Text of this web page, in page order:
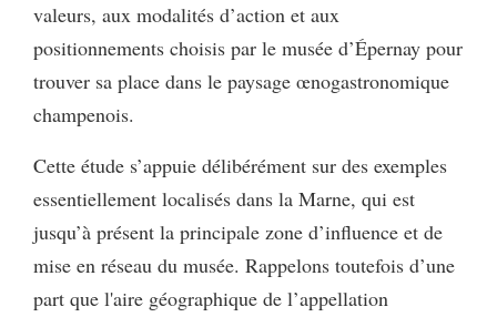
valeurs, aux modalités d’action et aux
positionnements choisis par le musée d’Épernay pour
trouver sa place dans le paysage œnogastronomique
champenois.
Cette étude s’appuie délibérément sur des exemples
essentiellement localisés dans la Marne, qui est
jusqu’à présent la principale zone d’influence et de
mise en réseau du musée. Rappelons toutefois d’une
part que l'aire géographique de l’appellation